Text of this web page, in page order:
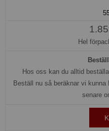
Hel
Hos oss kan du alltid
Beställ nu så beräknar vi kunna
senare